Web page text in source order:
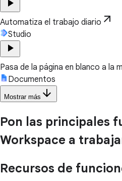
play_arrow
Automatiza el trabajo diario arrow_outward
Studio
play_arrow
Pasa de la página en blanco a la
Documentos
Mostrar más arrow_downward
Pon las principales
Workspace a
Recursos de